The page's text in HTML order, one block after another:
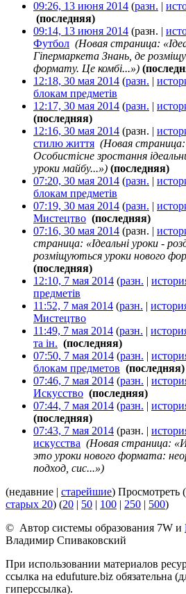
09:26, 13 июня 2014 (разн. |
(последняя)
09:14, 13 июня 2014 (разн. |
Футбол (Новая страница:
Гіпермаркета Знань, де
формату. Це комбі...»)
12:18, 30 мая 2014 (разн. |
блокам предметів
12:17, 30 мая 2014 (разн. |
(последняя)
12:16, 30 мая 2014 (разн. |
стилю життя (Новая страница:
Особистісне зростання
уроки майбу...») (последняя)
07:20, 30 мая 2014 (разн. |
блокам предметів
07:19, 30 мая 2014 (разн. |
Мистецтво (последняя)
07:16, 30 мая 2014 (разн. |
страница: «Ідеальні уроки -
розміщуються уроки нового
(последняя)
12:10, 7 мая 2014 (разн. |
предметів
11:52, 7 мая 2014 (разн. |
Мистецтво
11:49, 7 мая 2014 (разн. |
та ін. (последняя)
07:50, 7 мая 2014 (разн. |
блокам предметов (последняя)
07:46, 7 мая 2014 (разн. |
Искусство (последняя)
07:44, 7 мая 2014 (разн. |
(последняя)
07:43, 7 мая 2014 (разн. |
искусства (Новая страница:
это уроки нового формата:
подход, сис...»)
(недавние | старейшие) Просмотреть
старых 20) (20 | 50 | 100 | 250 | 500)
© Автор системы образования 7W и
Владимир Спиваковский
При использовании материалов
ссылка на edufuture.biz обязательна
гиперссылка).